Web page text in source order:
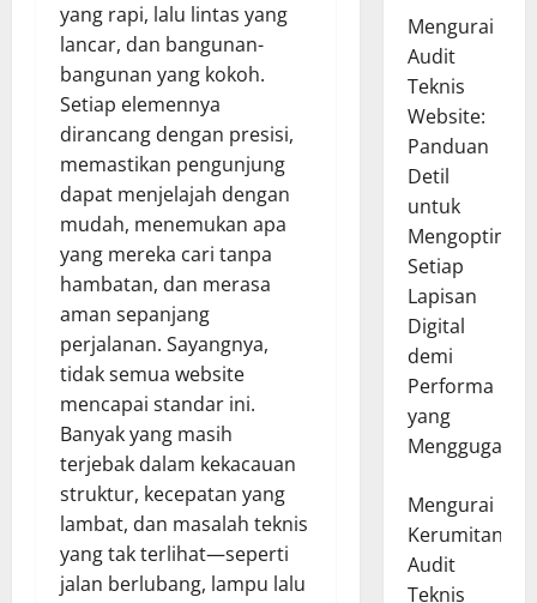
yang rapi, lalu lintas yang
lancar, dan bangunan-
bangunan yang kokoh.
Setiap elemennya
dirancang dengan presisi,
memastikan pengunjung
dapat menjelajah dengan
mudah, menemukan apa
yang mereka cari tanpa
hambatan, dan merasa
aman sepanjang
perjalanan. Sayangnya,
tidak semua website
mencapai standar ini.
Banyak yang masih
terjebak dalam kekacauan
struktur, kecepatan yang
lambat, dan masalah teknis
yang tak terlihat—seperti
jalan berlubang, lampu lalu
Mengurai
Audit
Teknis
Website:
Panduan
Detil
untuk
Setiap
Lapisan
Digital
demi
Performa
yang
Menggugah
Mengurai
Kerumitan
Audit
Teknis